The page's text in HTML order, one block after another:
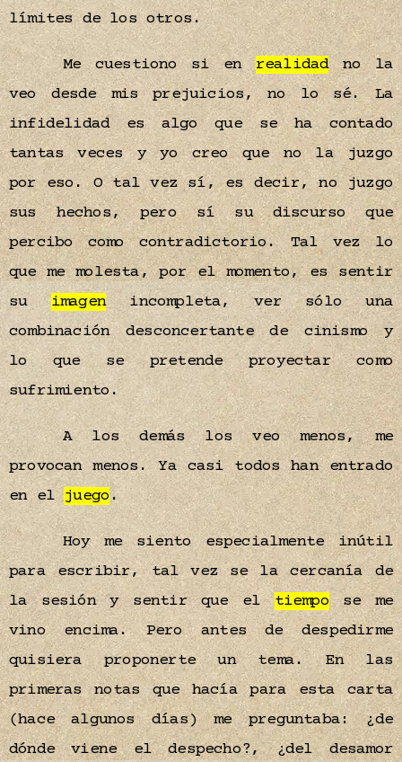
límites de los otros.
Me cuestiono si enrealidadno la
veo desde mis prejuicios, no lo sé. La
infidelidad es algo que se ha contado
tantas veces y yo creo que no la juzgo
por eso. O tal vez sí, es decir, no juzgo
sus hechos, pero sí su discurso que
percibo como contradictorio. Tal vez lo
que me molesta, por el momento, es sentir
suimagenincompleta, ver sólo una
combinación desconcertante de cinismo y
lo que se pretende proyectar como
sufrimiento.
A los demás los veo menos, me
provocan menos. Ya casi todos han entrado
en eljuego.
Hoy me siento especialmente inútil
para escribir, tal vez se la cercanía de
la sesión y sentir que el tiempose me
vino encima. Pero antes de despedirme
quisiera proponerte un tema. En las
primeras notas que hacía para esta carta
(hace algunos días) me preguntaba: ¿de
dónde viene el despecho?, ¿del desamor